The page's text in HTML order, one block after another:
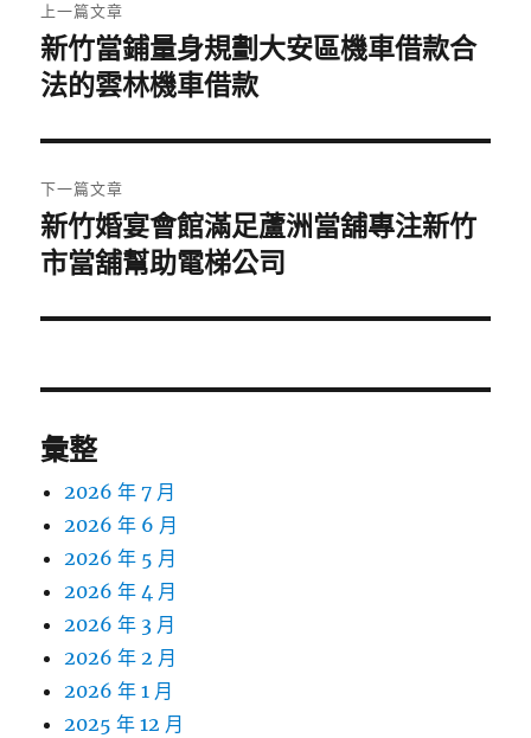
章
導
覽
上一篇文章
上
一
文
章:
新竹當鋪量身規劃大安區機車借款合
法的雲林機車借款
下一篇文章
下
一
文
新竹婚宴會館滿足蘆洲當舖專注新竹
市當舖幫助電梯公司
彙整
2026 年 7 月
2026 年 6 月
2026 年 5 月
2026 年 4 月
2026 年 3 月
2026 年 2 月
2026 年 1 月
2025 年 12 月